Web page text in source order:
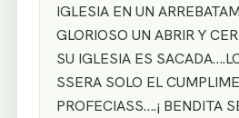
IGLESIA EN UN
GLORIOSO UN ABRIR Y
SU IGLESIA ES
SSERA SOLO EL
PROFECIASS….¡ BENDITA